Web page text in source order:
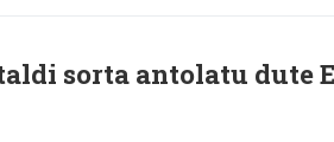
sorta antolatu dute